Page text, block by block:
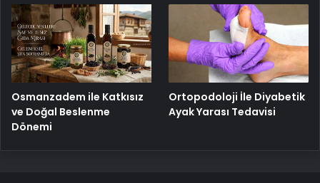
Osmanzadem ile Katkısız
ve Doğal Beslenme
Dönemi
Ortopodoloji İle Diyabetik
Ayak Yarası Tedavisi